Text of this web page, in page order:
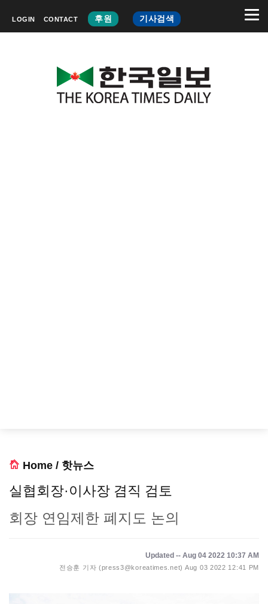
LOGIN CONTACT 후원 기사검색
Home / 핫뉴스
실협회장·이사장 겸직 검토
회장 연임제한 폐지도 논의
Updated -- Aug 04 2022 10:37 AM
전승훈 기자 (press3@koreatimes.net) Aug 03 2022 12:41 PM